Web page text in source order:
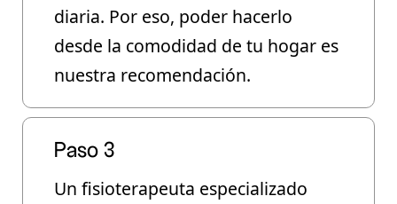
diaria. Por eso, poder hacerlo
desde la comodidad de tu hogar es
nuestra recomendación.
Paso 3
Un fisioterapeuta especializado